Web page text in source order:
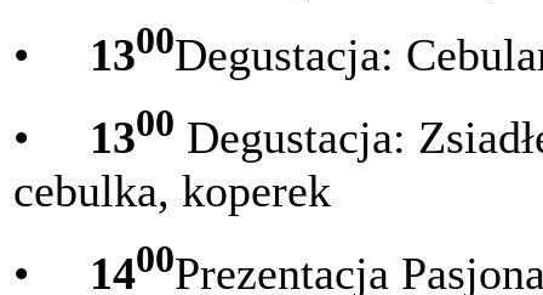
• 1300Degustacja:
• 1300 Degustacja:
cebulka, koperek
• 1400Prezentacja